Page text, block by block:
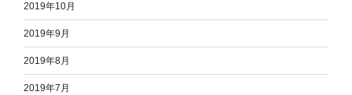
2019年10月
2019年9月
2019年8月
2019年7月